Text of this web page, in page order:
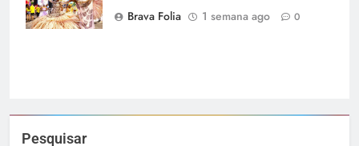
Assessoria
Brava Folia
1 semana ago 0
Pesquisar